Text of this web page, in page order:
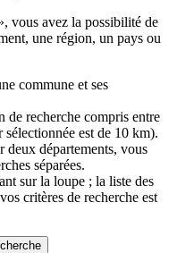
vous avez la possibilité de
une région, un pays ou
commune et ses
de recherche compris entre
est de 10 km).
deux départements, vous
séparées.
sur la loupe ; la liste des
critères de recherche est